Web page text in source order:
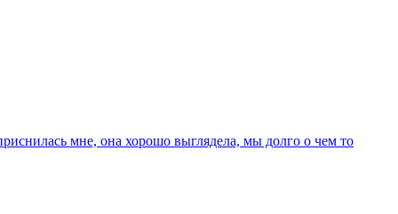
мне, она хорошо выглядела, мы долго о чем то